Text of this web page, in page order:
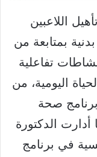
اللاعبين
بمتابعة من
تفاعلية
اليومية، من
صحة
أدارت الدكتورة
في برنامج